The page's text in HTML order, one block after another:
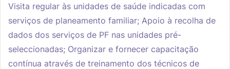
Visita regular às unidades de saúde indicadas com
serviços de planeamento familiar; Apoio à recolha de
dados dos serviços de PF nas unidades pré-
seleccionadas; Organizar e fornecer capacitação
contínua através de treinamento dos técnicos de